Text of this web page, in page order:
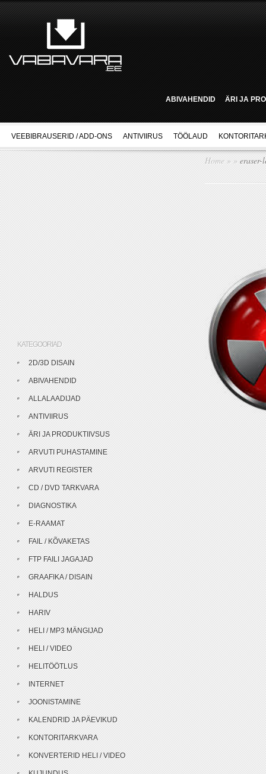
ABIVAHENDID ÄRI JA
VEEBIBRAUSERID / ADD-ONS ANTIVIIRUS TÖÖLAUD
Home » » eraser-
KATEGOORIAD
2D/3D DISAIN
ABIVAHENDID
ALLALAADIJAD
ANTIVIIRUS
ÄRI JA PRODUKTIIVSUS
ARVUTI PUHASTAMINE
ARVUTI REGISTER
CD / DVD TARKVARA
DIAGNOSTIKA
E-RAAMAT
FAIL / KÕVAKETAS
FTP FAILI JAGAJAD
GRAAFIKA / DISAIN
HALDUS
HARIV
HELI / MP3 MÄNGIJAD
HELI / VIDEO
HELITÖÖTLUS
INTERNET
JOONISTAMINE
KALENDRID JA PÄEVIKUD
KONTORITARKVARA
KONVERTERID HELI / VIDEO